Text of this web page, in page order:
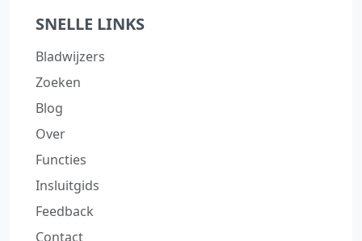
SNELLE LINKS
Bladwijzers
Zoeken
Blog
Over
Functies
Insluitgids
Feedback
Contact